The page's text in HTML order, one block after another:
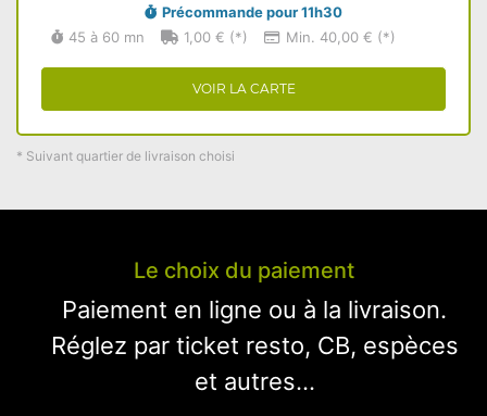
Précommande pour 11h30
45 à 60 mn
1,00 € (*) Min. 40,00 € (*)
VOIR LA CARTE
* Suivant quartier de livraison choisi
Le choix du paiement
Paiement en ligne ou à la livraison.
Réglez par ticket resto, CB, espèces
et autres...